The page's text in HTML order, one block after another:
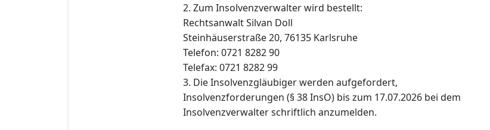
2. Zum Insolvenzverwalter wird bestellt:
Rechtsanwalt Silvan Doll
Steinhäuserstraße 20, 76135 Karlsruhe
Telefon: 0721 8282 90
Telefax: 0721 8282 99
3. Die Insolvenzgläubiger werden aufgefordert,
Insolvenzforderungen (§ 38 InsO) bis zum 17.07.2026 bei dem
Insolvenzverwalter schriftlich anzumelden.